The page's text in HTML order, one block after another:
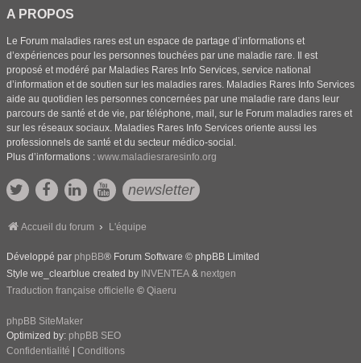
A PROPOS
Le Forum maladies rares est un espace de partage d’informations et
d’expériences pour les personnes touchées par une maladie rare. Il est
proposé et modéré par Maladies Rares Info Services, service national
d’information et de soutien sur les maladies rares. Maladies Rares Info Services
aide au quotidien les personnes concernées par une maladie rare dans leur
parcours de santé et de vie, par téléphone, mail, sur le Forum maladies rares et
sur les réseaux sociaux. Maladies Rares Info Services oriente aussi les
professionnels de santé et du secteur médico-social.
Plus d’informations : www.maladiesraresinfo.org
newsletter
Accueil du forum L'équipe
Développé par phpBB® Forum Software © phpBB Limited
Style we_clearblue created by INVENTEA & nextgen
Traduction française officielle © Qiaeru
phpBB SiteMaker
Optimized by: phpBB SEO
Confidentialité
Conditions